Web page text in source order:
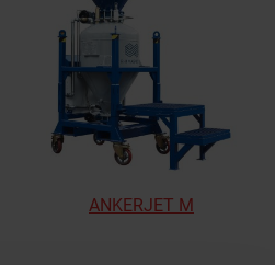
ANKERJET M